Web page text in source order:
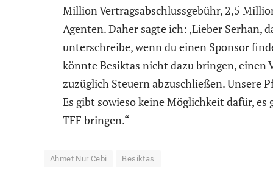
Million Vertragsabschlussgebühr, 2,5
Agenten. Daher sagte ich: ‚Lieber Serhan,
unterschreibe, wenn du einen Sponsor
könnte Besiktas nicht dazu bringen, einen
zuzüglich Steuern abzuschließen. Unsere
Es gibt sowieso keine Möglichkeit dafür,
TFF bringen.“
Ahmet Nur Cebi Besiktas